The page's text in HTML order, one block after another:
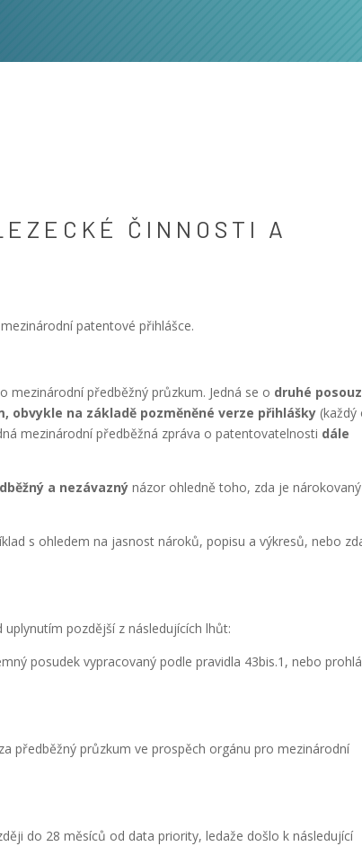
ČINNOSTI A
mezinárodní patentové přihlášce.
předběžný průzkum. Jedná se o druhé
na základě pozměněné verze přihlášky (každý
mezinárodní předběžná zpráva o patentovatelnosti dále
a nezávazný názor ohledně toho, zda je
s ohledem na jasnost nároků, popisu a výkresů, nebo
pozdější z následujících lhůt:
posudek vypracovaný podle pravidla 43bis.1, nebo
předběžný průzkum ve prospěch orgánu pro mezinárodní
do 28 měsíců od data priority, ledaže došlo k následující